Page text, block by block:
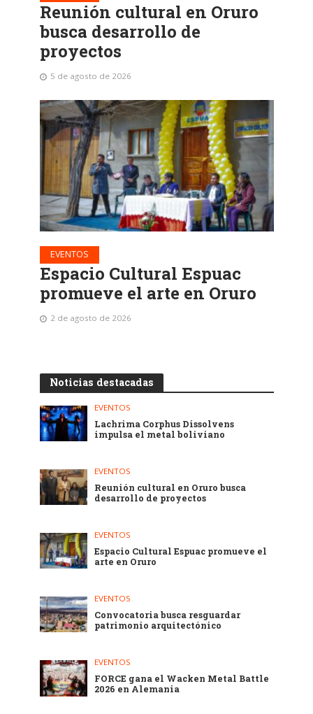
Reunión cultural en Oruro
busca desarrollo de
proyectos
5 de agosto de 2026
EVENTOS
Espacio Cultural Espuac
promueve el arte en Oruro
2 de agosto de 2026
Noticias destacadas
EVENTOS
Lachrima Corphus Dissolvens
impulsa el metal boliviano
EVENTOS
Reunión cultural en Oruro busca
desarrollo de proyectos
EVENTOS
Espacio Cultural Espuac promueve el
arte en Oruro
EVENTOS
Convocatoria busca resguardar
patrimonio arquitectónico
EVENTOS
FORCE gana el Wacken Metal Battle
2026 en Alemania